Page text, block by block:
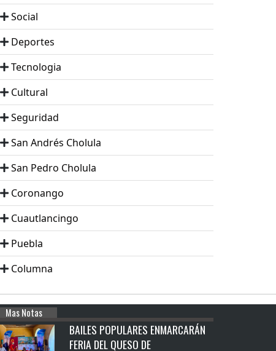
Social
Deportes
Tecnologia
Cultural
Seguridad
San Andrés Cholula
San Pedro Cholula
Coronango
Cuautlancingo
Puebla
Columna
Mas Notas
BAILES POPULARES ENMARCARÁN
FERIA DEL QUESO DE